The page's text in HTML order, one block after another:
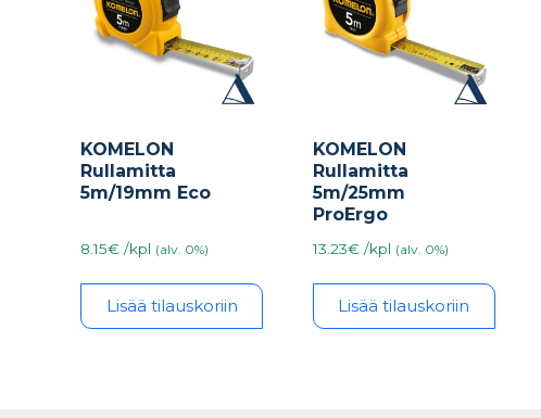
KOMELON
Rullamitta
5m/19mm Eco
8.15€ /kpl (alv. 0%)
Lisää tilauskoriin
KOMELON
Rullamitta
5m/25mm
ProErgo
13.23€ /kpl (alv. 0%)
Lisää tilauskoriin